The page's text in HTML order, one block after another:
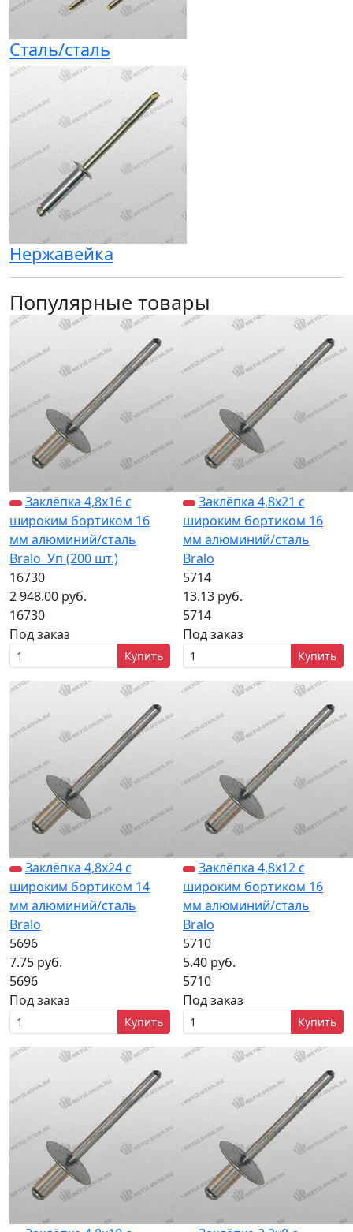
Сталь/сталь
Нержавейка
Популярные товары
Заклёпка 4,8х16 с
широким бортиком 16
мм алюминий/сталь
Bralo Уп (200 шт.)
16730
2 948.00 руб.
16730
Под заказ
Купить
Заклёпка 4,8х21 с
широким бортиком 16
мм алюминий/сталь
Bralo
5714
13.13 руб.
5714
Под заказ
Купить
Заклёпка 4,8х24 с
широким бортиком 14
мм алюминий/сталь
Bralo
5696
7.75 руб.
5696
Под заказ
Купить
Заклёпка 4,8х12 с
широким бортиком 16
мм алюминий/сталь
Bralo
5710
5.40 руб.
5710
Под заказ
Купить